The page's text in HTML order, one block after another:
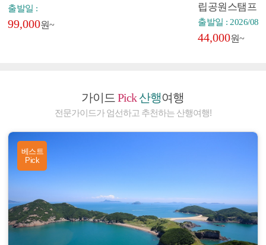
출발일 :
99,000원~
립공원스탬프
출발일 : 2026/08/
44,000원~
가이드Pick 산행여행
전문가이드가 엄선하고 추천하는 산행여행!
베스트
Pick